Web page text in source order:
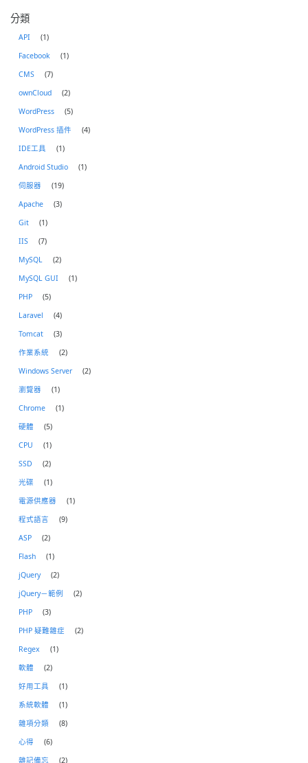
分類
API
(1)
Facebook
(1)
CMS
(7)
ownCloud
(2)
WordPress
(5)
WordPress 插件
(4)
IDE工具
(1)
Android Studio
(1)
伺服器
(19)
Apache
(3)
Git
(1)
IIS
(7)
MySQL
(2)
MySQL GUI
(1)
PHP
(5)
Laravel
(4)
Tomcat
(3)
作業系統
(2)
Windows Server
(2)
瀏覽器
(1)
Chrome
(1)
硬體
(5)
CPU
(1)
SSD
(2)
光碟
(1)
電源供應器
(1)
程式語言
(9)
ASP
(2)
Flash
(1)
jQuery
(2)
jQuery－範例
(2)
PHP
(3)
PHP 疑難雜症
(2)
Regex
(1)
軟體
(2)
好用工具
(1)
系統軟體
(1)
雜項分類
(8)
心得
(6)
雜記備忘
(2)